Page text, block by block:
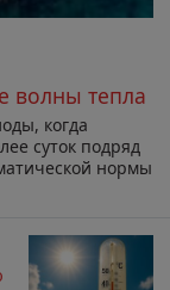
волны тепла
когда
суток подряд
нормы